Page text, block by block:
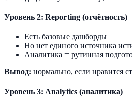
Уровень 2: Reporting (отчётность)
Есть базовые дашборды
Но нет единого источника
Аналитика = рутинная
Вывод: нормально, если нравится
Уровень 3: Analytics (аналитика)